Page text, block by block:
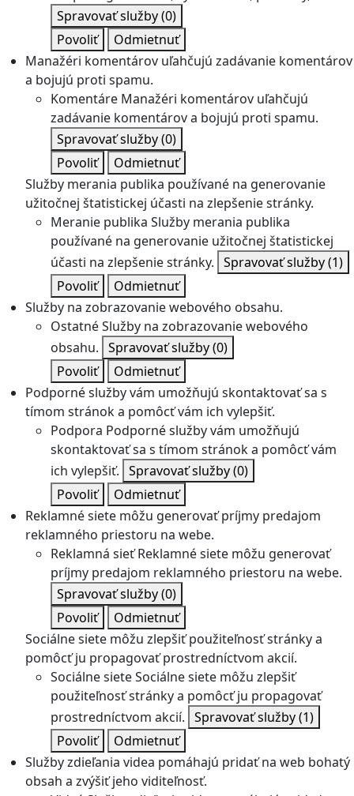
Spravovať služby(0)
Povoliť
Odmietnuť
Manažéri komentárov uľahčujú zadávanie komentárov
a bojujú proti spamu.
Komentáre Manažéri komentárov uľahčujú
zadávanie komentárov a bojujú proti spamu.
Spravovať služby(0)
Povoliť
Odmietnuť
Služby merania publika používané na generovanie
užitočnej štatistickej účasti na zlepšenie stránky.
Meranie publika Služby merania publika
používané na generovanie užitočnej štatistickej
účasti na zlepšenie stránky. Spravovať služby(1)
Povoliť
Odmietnuť
Služby na zobrazovanie webového obsahu.
OstatnéSlužby na zobrazovanie webového
obsahu. Spravovať služby(0)
Povoliť
Odmietnuť
Podporné služby vám umožňujú skontaktovať sa s
tímom stránok a pomôcť vám ich vylepšiť.
Podpora Podporné služby vám umožňujú
skontaktovať sa s tímom stránok a pomôcť vám
ich vylepšiť. Spravovať služby(0)
Povoliť
Odmietnuť
Reklamné siete môžu generovať príjmy predajom
reklamného priestoru na webe.
Reklamná sieť Reklamné siete môžu generovať
príjmy predajom reklamného priestoru na webe.
Spravovať služby(0)
Povoliť
Odmietnuť
Sociálne siete môžu zlepšiť použiteľnosť stránky a
pomôcť ju propagovať prostredníctvom akcií.
Sociálne sieteSociálne siete môžu zlepšiť
použiteľnosť stránky a pomôcť ju propagovať
prostredníctvom akcií. Spravovať služby(1)
Povoliť
Odmietnuť
Služby zdieľania videa pomáhajú pridať na web bohatý
obsah a zvýšiť jeho viditeľnosť.